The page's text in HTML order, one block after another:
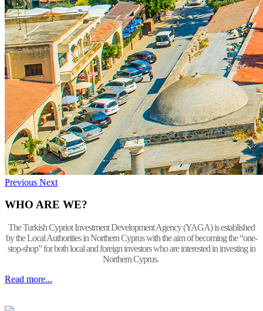
Previous Next
WHO ARE WE?
The Turkish Cypriot Investment Development Agency (YAGA) is established
by the Local Authorities in Northern Cyprus with the aim of becoming the “one-
stop-shop” for both local and foreign investors who are interested in investing in
Northern Cyprus.
Read more...